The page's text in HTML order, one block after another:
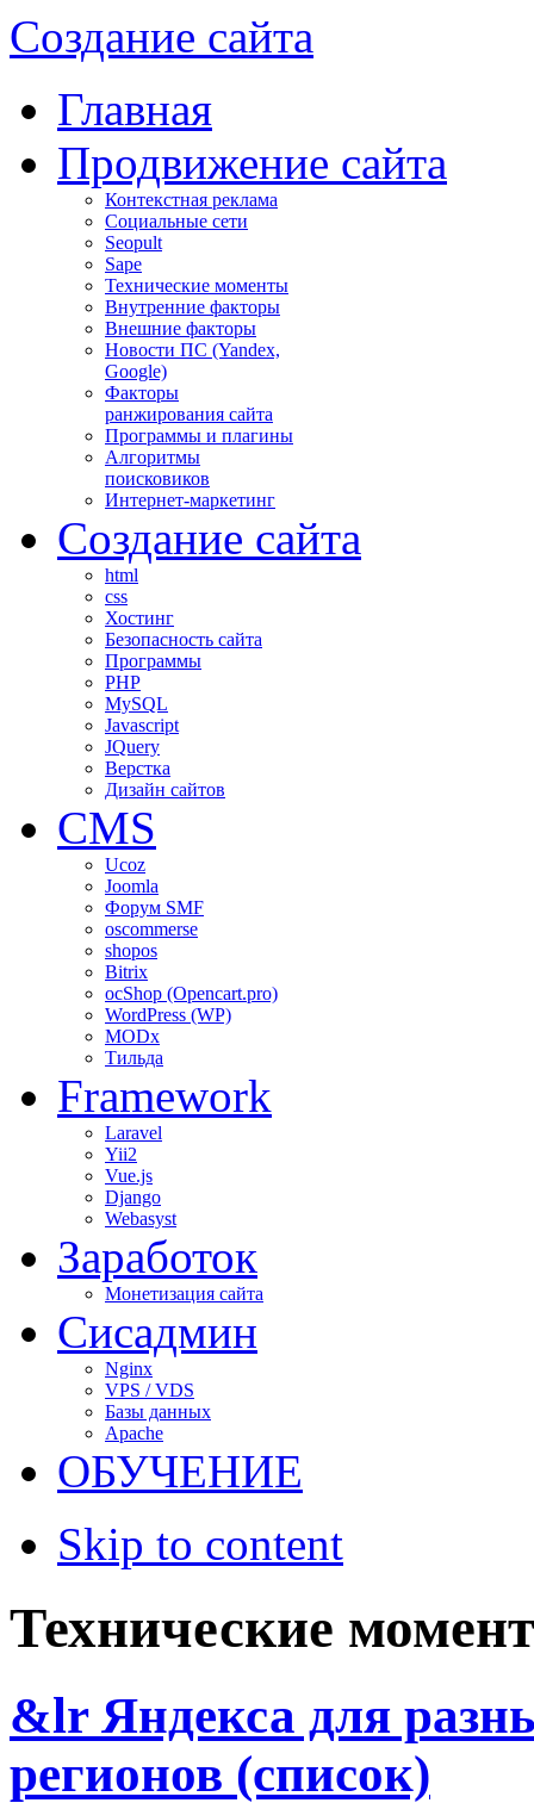
Создание сайта
Главная
Продвижение сайта
Контекстная реклама
Социальные сети
Seopult
Sape
Технические моменты
Внутренние факторы
Внешние факторы
Новости ПС (Yandex,
Google)
Факторы
ранжирования сайта
Программы и плагины
Алгоритмы
поисковиков
Интернет-маркетинг
Создание сайта
html
css
Хостинг
Безопасность сайта
Программы
PHP
MySQL
Javascript
JQuery
Верстка
Дизайн сайтов
CMS
Ucoz
Joomla
Форум SMF
oscommerse
shopos
Bitrix
ocShop (Opencart.pro)
WordPress (WP)
MODx
Тильда
Framework
Laravel
Yii2
Vue.js
Django
Webasyst
Заработок
Монетизация сайта
Сисадмин
Nginx
VPS / VDS
Базы данных
Apache
ОБУЧЕНИЕ
Skip to content
Технические
&lr Яндекса для
регионов (список)